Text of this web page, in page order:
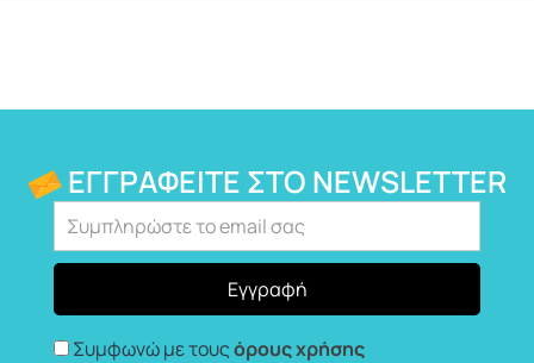
ΕΓΓΡΑΦΕΊΤΕ ΣΤΟ NEWSLETTER
Συμφωνώ με τουςόρους χρήσης